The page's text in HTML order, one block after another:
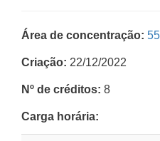
Área de concentração:
Criação: 22/12/2022
Nº de créditos: 8
Carga horária: